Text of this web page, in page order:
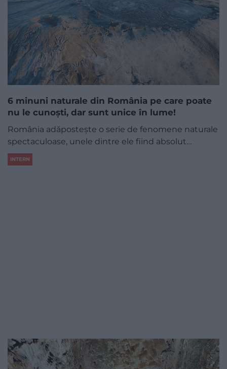
6 minuni naturale din România pe care poate
nu le cunoști, dar sunt unice în lume!
România adăpostește o serie de fenomene naturale
spectaculoase, unele dintre ele fiind absolut…
INTERN